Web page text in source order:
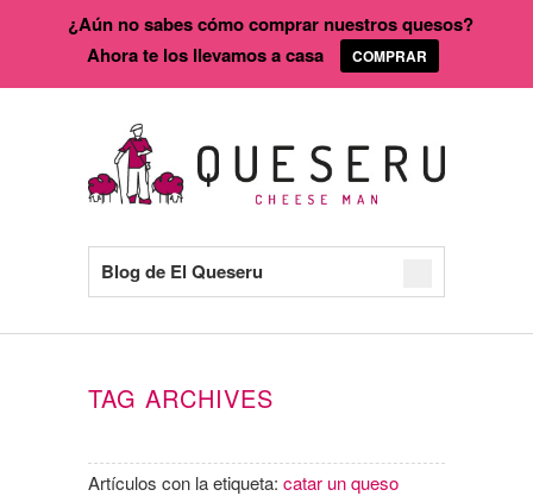
Blog de El Queseru
TAG ARCHIVES
Artículos con la etiqueta: catar un queso
¿Aún no sabes cómo comprar nuestros quesos?
Ahora te los llevamos a casa
COMPRAR